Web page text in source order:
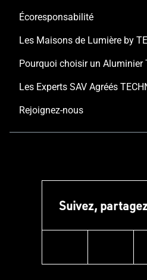
Écoresponsabilité
Les Experts SAV Agréés
Rejoignez-nous
Suivez,